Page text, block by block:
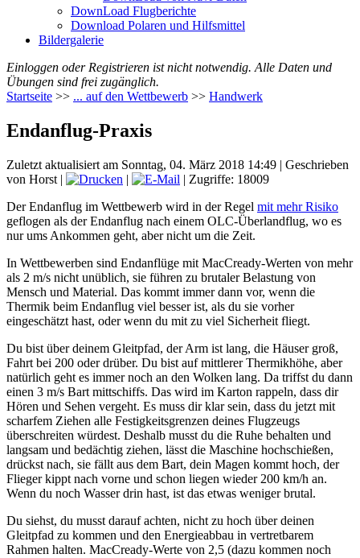
DownLoad Flugberichte
Download Polaren und Hilfsmittel
Bildergalerie
Einloggen oder Registrieren ist nicht notwendig. Alle Daten und
Übungen sind frei zugänglich.
Startseite >> ... auf den Wettbewerb >> Handwerk
Endanflug-Praxis
Zuletzt aktualisiert am Sonntag, 04. März 2018 14:49 | Geschrieben
von Horst | |
| Zugriffe: 18009
Der Endanflug im Wettbewerb wird in der Regel mit mehr Risiko
geflogen als der Endanflug nach einem OLC-Überlandflug, wo es
nur ums Ankommen geht, aber nicht um die Zeit.
In Wettbewerben sind Endanflüge mit MacCready-Werten von mehr
als 2 m/s nicht unüblich, sie führen zu brutaler Belastung von
Mensch und Material. Das kommt immer dann vor, wenn die
Thermik beim Endanflug viel besser ist, als du sie vorher
eingeschätzt hast, oder wenn du mit zu viel Sicherheit fliegt.
Du bist über deinem Gleitpfad, der Arm ist lang, die Häuser groß,
Fahrt bei 200 oder drüber. Du bist auf mittlerer Thermikhöhe, aber
natürlich geht es immer noch an den Wolken lang. Da triffst du dann
einen 3 m/s Bart mittschiffs. Das wird im Karton rappeln, dass dir
Hören und Sehen vergeht. Es muss dir klar sein, dass du jetzt mit
scharfem Ziehen alle Festigkeitsgrenzen deines Flugzeugs
überschreiten würdest. Deshalb musst du die Ruhe behalten und
langsam und bedächtig ziehen, lässt die Maschine hochschießen,
drückst nach, sie fällt aus dem Bart, dein Magen kommt hoch, der
Flieger kippt nach vorne und schon liegen wieder 200 km/h an.
Wenn du noch Wasser drin hast, ist das etwas weniger brutal.
Du siehst, du musst darauf achten, nicht zu hoch über deinen
Gleitpfad zu kommen und den Energieabbau in vertretbarem
Rahmen halten. MacCready-Werte von 2,5 (dazu kommen noch